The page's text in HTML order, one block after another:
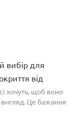
вибір для
від
хочуть, щоб воно
вигляд. Це бажання